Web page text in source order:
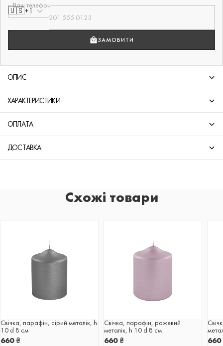
Ваш телефон
🇺🇸+1
ЗАМОВИТИ
ОПИС
ХАРАКТЕРИСТИКИ
ОПЛАТА
ДОСТАВКА
Схожі товари
Свічка, парафін, сірий металік, h
10 d 8 см
660 ₴
Свічка, парафін, рожевий
металік, h 10 d 8 см
660 ₴ 660